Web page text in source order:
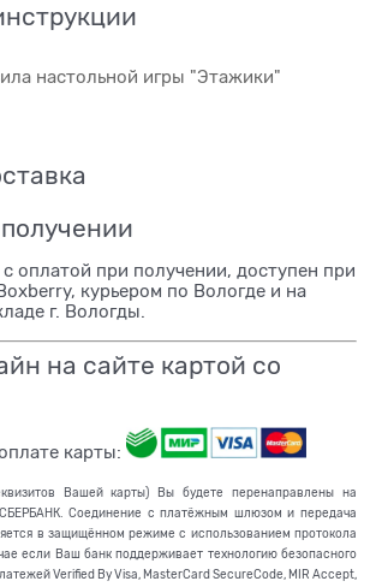
настольной игры "Этажики"
оплатой при получении, доступен при
курьером по Вологде и на
г. Вологды.
на сайте картой со
карты:
Вашей карты) Вы будете перенаправлены на
Соединение с платёжным шлюзом и передача
в защищённом режиме с использованием протокола
если Ваш банк поддерживает технологию безопасного
Verified By Visa, MasterCard SecureCode, MIR Accept,